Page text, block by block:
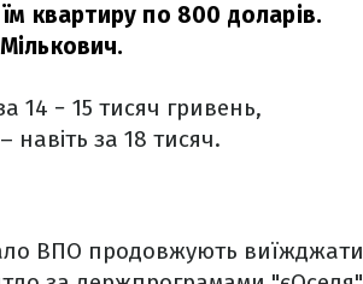
квартиру по 800 доларів.
14 − 15 тисяч гривень,
навіть за 18 тисяч.
ВПО продовжують виїжджати